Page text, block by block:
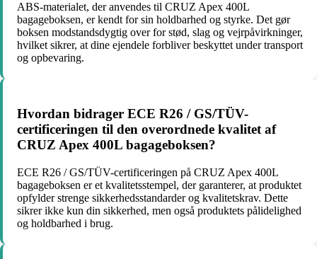
ABS-materialet, der anvendes til CRUZ Apex 400L
bagageboksen, er kendt for sin holdbarhed og styrke. Det gør
boksen modstandsdygtig over for stød, slag og vejrpåvirkninger,
hvilket sikrer, at dine ejendele forbliver beskyttet under transport
og opbevaring.
Hvordan bidrager ECE R26 / GS/TÜV-
certificeringen til den overordnede kvalitet af
CRUZ Apex 400L bagageboksen?
ECE R26 / GS/TÜV-certificeringen på CRUZ Apex 400L
bagageboksen er et kvalitetsstempel, der garanterer, at produktet
opfylder strenge sikkerhedsstandarder og kvalitetskrav. Dette
sikrer ikke kun din sikkerhed, men også produktets pålidelighed
og holdbarhed i brug.